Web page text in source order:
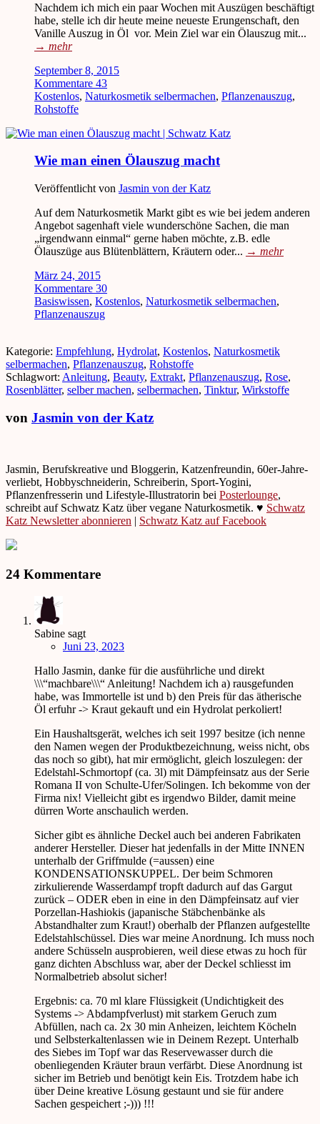
Nachdem ich mich ein paar Wochen mit Auszügen beschäftigt
habe, stelle ich dir heute meine neueste Erungenschaft, den
Vanille Auszug in Öl vor. Mein Ziel war ein Ölauszug mit...
→ mehr
September 8, 2015
Kommentare 43
Kostenlos, Naturkosmetik selbermachen, Pflanzenauszug,
Rohstoffe
Wie man einen Ölauszug macht
Veröffentlicht von Jasmin von der Katz
Auf dem Naturkosmetik Markt gibt es wie bei jedem anderen
Angebot sagenhaft viele wunderschöne Sachen, die man
„irgendwann einmal“ gerne haben möchte, z.B. edle
Ölauszüge aus Blütenblättern, Kräutern oder... → mehr
März 24, 2015
Kommentare 30
Basiswissen, Kostenlos, Naturkosmetik selbermachen,
Pflanzenauszug
Kategorie: Empfehlung, Hydrolat, Kostenlos, Naturkosmetik
selbermachen, Pflanzenauszug, Rohstoffe
Schlagwort: Anleitung, Beauty, Extrakt, Pflanzenauszug, Rose,
Rosenblätter, selber machen, selbermachen, Tinktur, Wirkstoffe
von Jasmin von der Katz
Jasmin, Berufskreative und Bloggerin, Katzenfreundin, 60er-Jahre-
verliebt, Hobbyschneiderin, Schreiberin, Sport-Yogini,
Pflanzenfresserin und Lifestyle-Illustratorin bei Posterlounge,
schreibt auf Schwatz Katz über vegane Naturkosmetik. ♥ Schwatz
Katz Newsletter abonnieren | Schwatz Katz auf Facebook
24 Kommentare
Sabine sagt
Juni 23, 2023
Hallo Jasmin, danke für die ausführliche und direkt
\\\“machbare\\\“ Anleitung! Nachdem ich a) rausgefunden
habe, was Immortelle ist und b) den Preis für das ätherische
Öl erfuhr -> Kraut gekauft und ein Hydrolat perkoliert!
Ein Haushaltsgerät, welches ich seit 1997 besitze (ich nenne
den Namen wegen der Produktbezeichnung, weiss nicht, obs
das noch so gibt), hat mir ermöglicht, gleich loszulegen: der
Edelstahl-Schmortopf (ca. 3l) mit Dämpfeinsatz aus der Serie
Romana II von Schulte-Ufer/Solingen. Ich bekomme von der
Firma nix! Vielleicht gibt es irgendwo Bilder, damit meine
dürren Worte anschaulich werden.
Sicher gibt es ähnliche Deckel auch bei anderen Fabrikaten
anderer Hersteller. Dieser hat jedenfalls in der Mitte INNEN
unterhalb der Griffmulde (=aussen) eine
KONDENSATIONSKUPPEL. Der beim Schmoren
zirkulierende Wasserdampf tropft dadurch auf das Gargut
zurück – ODER eben in eine in den Dämpfeinsatz auf vier
Porzellan-Hashiokis (japanische Stäbchenbänke als
Abstandhalter zum Kraut!) oberhalb der Pflanzen aufgestellte
Edelstahlschüssel. Dies war meine Anordnung. Ich muss noch
andere Schüsseln ausprobieren, weil diese etwas zu hoch für
ganz dichten Abschluss war, aber der Deckel schliesst im
Normalbetrieb absolut sicher!
Ergebnis: ca. 70 ml klare Flüssigkeit (Undichtigkeit des
Systems -> Abdampfverlust) mit starkem Geruch zum
Abfüllen, nach ca. 2x 30 min Anheizen, leichtem Köcheln
und Selbsterkaltenlassen wie in Deinem Rezept. Unterhalb
des Siebes im Topf war das Reservewasser durch die
obenliegenden Kräuter braun verfärbt. Diese Anordnung ist
sicher im Betrieb und benötigt kein Eis. Trotzdem habe ich
über Deine kreative Lösung gestaunt und sie für andere
Sachen gespeichert ;-))) !!!